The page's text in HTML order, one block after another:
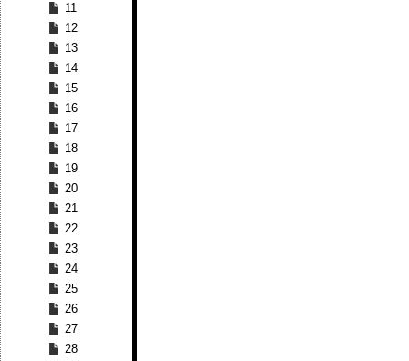
11
12
13
14
15
16
17
18
19
20
21
22
23
24
25
26
27
28